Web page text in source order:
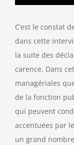
C’est le constat
dans cette
la suite des
carence. Dans
managériales
de la fonction
qui peuvent
accentuées par
un grand